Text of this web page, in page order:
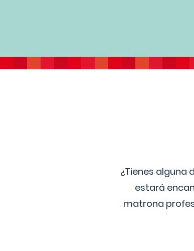
¿Tienes
estará
matrona